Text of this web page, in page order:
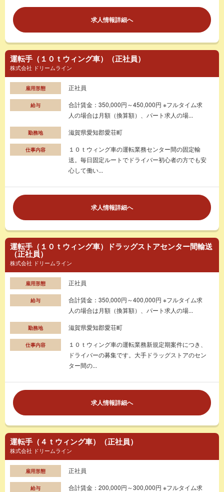
求人情報詳細へ
運転手（１０ｔウィング車）（正社員）
株式会社 ドリームライン
雇用形態 正社員
給与
合計賃金：350,000円～450,000円 ※フルタイム求
人の場合は月額（換算額）、パート求人の場...
勤務地 滋賀県愛知郡愛荘町
仕事内容
１０ｔウィング車の運転業務センター間の固定輸
送。毎日固定ルートでドライバー初心者の方でも安
心して働い...
求人情報詳細へ
運転手（１０ｔウィング車）ドラッグストアセンター間輸送
（正社員）
株式会社 ドリームライン
雇用形態 正社員
給与
合計賃金：350,000円～400,000円 ※フルタイム求
人の場合は月額（換算額）、パート求人の場...
勤務地 滋賀県愛知郡愛荘町
仕事内容
１０ｔウィング車の運転業務新規定期案件につき、
ドライバーの募集です。大手ドラッグストアのセン
ター間の...
求人情報詳細へ
運転手（４ｔウィング車）（正社員）
株式会社 ドリームライン
雇用形態 正社員
給与
合計賃金：200,000円～300,000円 ※フルタイム求